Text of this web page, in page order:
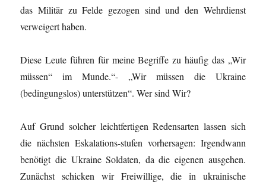
das Militär zu Felde gezogen sind und den Wehrdienst
verweigert haben.
Diese Leute führen für meine Begriffe zu häufig das „Wir
müssen“ im Munde.“- „Wir müssen die Ukraine
(bedingungslos) unterstützen“. Wer sind Wir?
Auf Grund solcher leichtfertigen Redensarten lassen sich
die nächsten Eskalations-stufen vorhersagen: Irgendwann
benötigt die Ukraine Soldaten, da die eigenen ausgehen.
Zunächst schicken wir Freiwillige, die in ukrainische